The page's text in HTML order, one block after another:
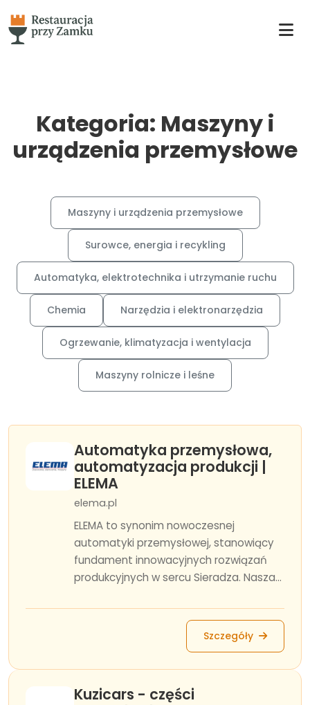
Kategoria: Maszyny i
urządzenia przemysłowe
Maszyny i urządzenia przemysłowe
Surowce, energia i recykling
Automatyka, elektrotechnika i utrzymanie ruchu
Chemia Narzędzia i elektronarzędzia
Ogrzewanie, klimatyzacja i wentylacja
Maszyny rolnicze i leśne
Automatyka przemysłowa,
automatyzacja produkcji |
ELEMA
elema.pl
ELEMA to synonim nowoczesnej
automatyki przemysłowej, stanowiący
fundament innowacyjnych rozwiązań
produkcyjnych w sercu Sieradza. Nasza...
Szczegóły
Kuzicars - części